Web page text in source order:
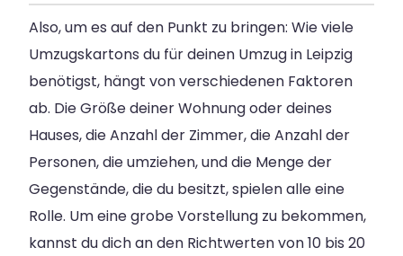
Also, um es auf den Punkt zu bringen: Wie viele
Umzugskartons du für deinen Umzug in Leipzig
benötigst, hängt von verschiedenen Faktoren
ab. Die Größe deiner Wohnung oder deines
Hauses, die Anzahl der Zimmer, die Anzahl der
Personen, die umziehen, und die Menge der
Gegenstände, die du besitzt, spielen alle eine
Rolle. Um eine grobe Vorstellung zu bekommen,
kannst du dich an den Richtwerten von 10 bis 20